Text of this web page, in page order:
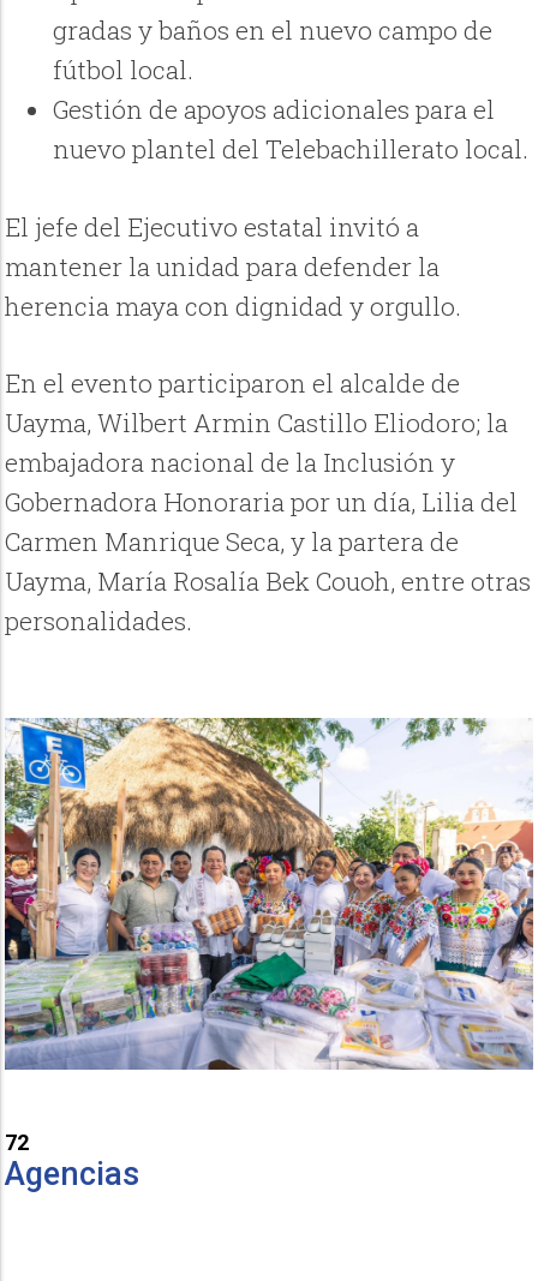
gradas y baños en el nuevo campo de
fútbol local.
Gestión de apoyos adicionales para el
nuevo plantel del Telebachillerato local.
El jefe del Ejecutivo estatal invitó a
mantener la unidad para defender la
herencia maya con dignidad y orgullo.
En el evento participaron el alcalde de
Uayma, Wilbert Armin Castillo Eliodoro; la
embajadora nacional de la Inclusión y
Gobernadora Honoraria por un día, Lilia del
Carmen Manrique Seca, y la partera de
Uayma, María Rosalía Bek Couoh, entre otras
personalidades.
72
Agencias